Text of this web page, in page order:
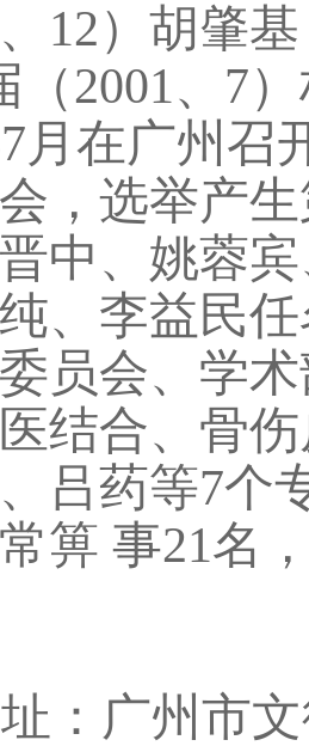
、12）胡肇
（2001、7
月在广州召
，选举产
中、姚蓉
、李益民
员会、学
结合、骨
吕药等7个
箅 事21名
州市文德